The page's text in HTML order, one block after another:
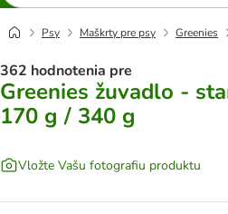
Psy Maškrty pre psy Greenies
362 hodnotenia pre
Greenies žuvadlo -
170 g / 340 g
Vložte Vašu fotografiu produktu